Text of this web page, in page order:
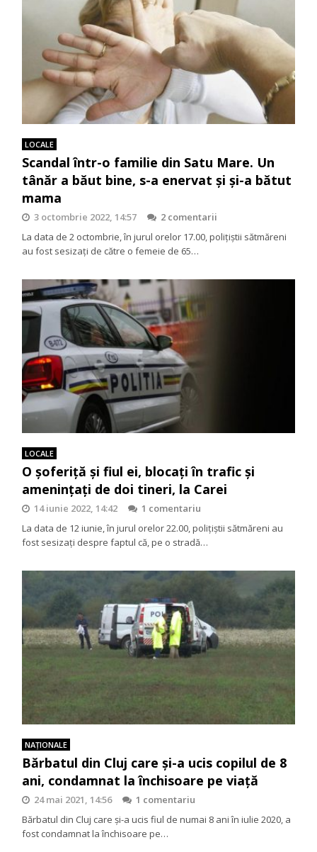
LOCALE
Scandal într-o familie din Satu Mare. Un
tânăr a băut bine, s-a enervat și și-a bătut
mama
3 octombrie 2022, 14:57
2 comentarii
La data de 2 octombrie, în jurul orelor 17.00, polițiștii sătmăreni
au fost sesizați de către o femeie de 65…
LOCALE
O șoferiță și fiul ei, blocați în trafic și
amenințați de doi tineri, la Carei
14 iunie 2022, 14:42
1 comentariu
La data de 12 iunie, în jurul orelor 22.00, polițiștii sătmăreni au
fost sesizați despre faptul că, pe o stradă…
NAŢIONALE
Bărbatul din Cluj care și-a ucis copilul de 8
ani, condamnat la închisoare pe viață
24 mai 2021, 14:56
1 comentariu
Bărbatul din Cluj care și-a ucis fiul de numai 8 ani în iulie 2020, a
fost condamnat la închisoare pe…